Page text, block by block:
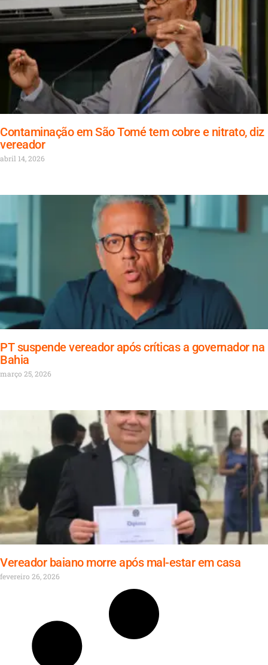
Contaminação em São Tomé tem cobre e nitrato, diz
vereador
abril 14, 2026
PT suspende vereador após críticas a governador na
Bahia
março 25, 2026
Vereador baiano morre após mal-estar em casa
fevereiro 26, 2026